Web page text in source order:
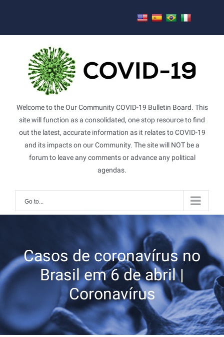
Welcome to the Our Community COVID-19 Bulletin Board. This
site will function as a consolidated, one stop resource to find
out the latest, accurate information as it relates to COVID-19
and its impacts on our Community. The site will NOT be a
forum to leave any comments or advance any political
agendas.
Go to...
Casos de coronavírus no
Brasil em 6 de abril |
Coronavírus